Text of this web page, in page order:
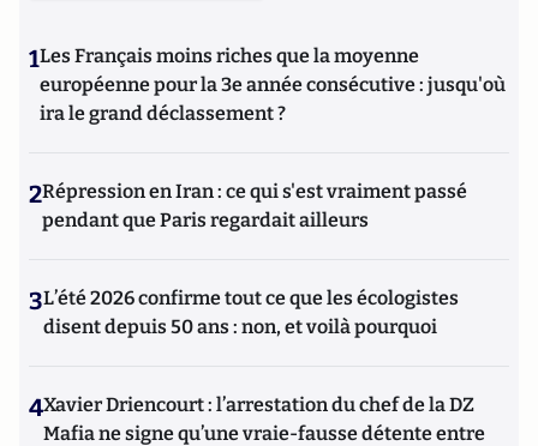
1Les Français moins riches que la moyenne
européenne pour la 3e année consécutive : jusqu'où
ira le grand déclassement ?
2Répression en Iran : ce qui s'est vraiment passé
pendant que Paris regardait ailleurs
3L’été 2026 confirme tout ce que les écologistes
disent depuis 50 ans : non, et voilà pourquoi
4Xavier Driencourt : l’arrestation du chef de la DZ
Mafia ne signe qu’une vraie-fausse détente entre